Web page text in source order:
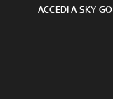
ACCEDI A SKY GO